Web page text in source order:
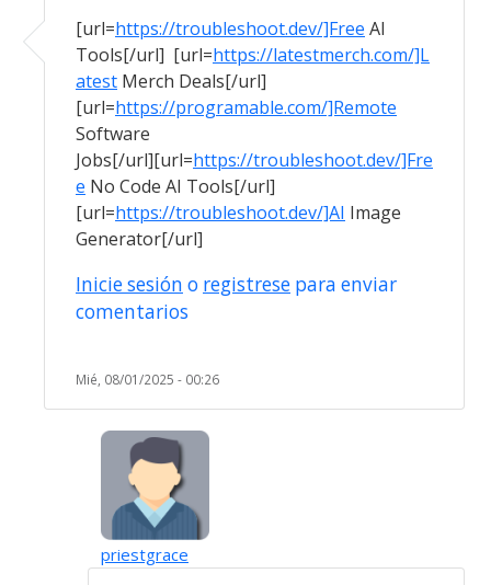
[url=https://troubleshoot.dev/]Free AI
Tools[/url] [url=https://latestmerch.com/]L
atest Merch Deals[/url]
[url=https://programable.com/]Remote
Software
Jobs[/url] [url=https://troubleshoot.dev/]Fre
e No Code AI Tools[/url]
[url=https://troubleshoot.dev/]AI Image
Generator[/url]
Inicie sesión o registrese para enviar
comentarios
Mié, 08/01/2025 - 00:26
priestgrace